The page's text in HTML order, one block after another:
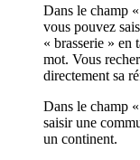
Dans le champ
vous pouvez
« brasserie » en
mot. Vous
directement sa
Dans le champ
saisir une
un continent.